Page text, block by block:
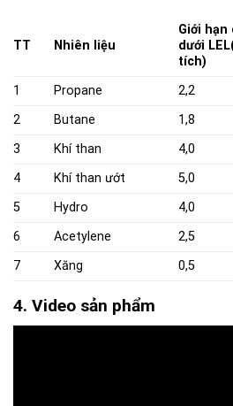
TT Nhiên liệu
Giới hạn
dưới LEL
tích)
1
Propane 2,2
2
Butane 1,8
3
Khí than 4,0
4
Khí than ướt 5,0
5
Hydro 4,0
6
Acetylene 2,5
7
Xăng 0,5
4. Video sản phẩm